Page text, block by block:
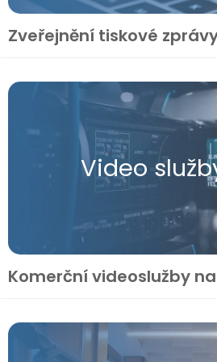
Zveřejnění tiskové
Video
Komerční videoslužby